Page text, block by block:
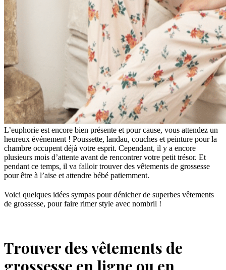
L’euphorie est encore bien présente et pour cause, vous attendez un
heureux événement ! Poussette, landau, couches et peinture pour la
chambre occupent déjà votre esprit. Cependant, il y a encore
plusieurs mois d’attente avant de rencontrer votre petit trésor. Et
pendant ce temps, il va falloir trouver des vêtements de grossesse
pour être à l’aise et attendre bébé patiemment.
Voici quelques idées sympas pour dénicher de superbes vêtements
de grossesse, pour faire rimer style avec nombril !
Trouver des vêtements de
grossesse en ligne ou en